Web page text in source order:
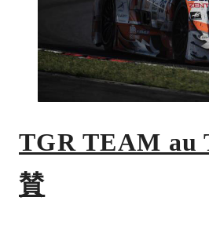
TGR TEAM au
賛